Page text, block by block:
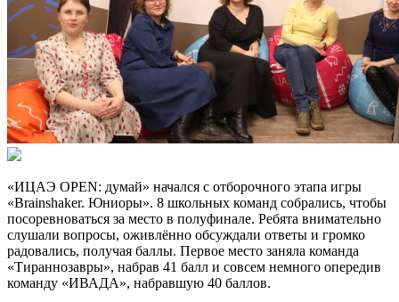
«ИЦАЭ OPEN: думай» начался с отборочного этапа игры
«Brainshaker. Юниоры». 8 школьных команд собрались, чтобы
посоревноваться за место в полуфинале. Ребята внимательно
слушали вопросы, оживлённо обсуждали ответы и громко
радовались, получая баллы. Первое место заняла команда
«Тираннозавры», набрав 41 балл и совсем немного опередив
команду «ИВАДА», набравшую 40 баллов.